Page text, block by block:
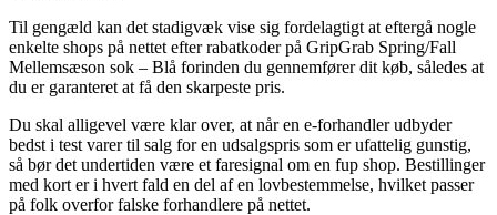
Til gengæld kan det stadigvæk vise sig fordelagtigt at eftergå nogle
enkelte shops på nettet efter rabatkoder på GripGrab Spring/Fall
Mellemsæson sok – Blå forinden du gennemfører dit køb, således at
du er garanteret at få den skarpeste pris.
Du skal alligevel være klar over, at når en e-forhandler udbyder
bedst i test varer til salg for en udsalgspris som er ufattelig gunstig,
så bør det undertiden være et faresignal om en fup shop. Bestillinger
med kort er i hvert fald en del af en lovbestemmelse, hvilket passer
på folk overfor falske forhandlere på nettet.